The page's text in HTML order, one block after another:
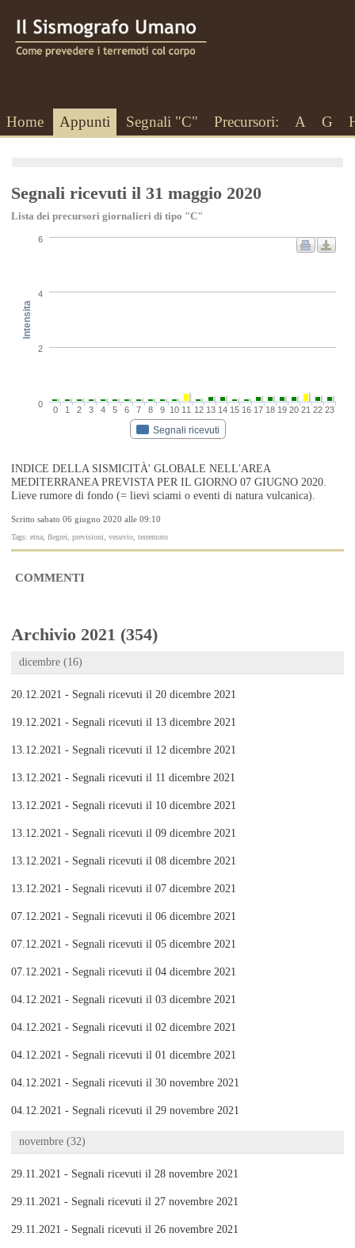
Home Appunti Segnali "C" Precursori: A G
Segnali ricevuti il 31 maggio 2020
Lista dei precursori giornalieri di tipo "C"
Intensita
Segnali ricevuti
0 1 2 3 4 5 6 7 8 9 10 11 12 13 14 15 16 17 18 19 20 21 22 23
0
2
4
6
INDICE DELLA SISMICITÀ' GLOBALE NELL'AREA
MEDITERRANEA PREVISTA PER IL GIORNO 07 GIUGNO 2020.
Lieve rumore di fondo (= lievi sciami o eventi di natura vulcanica).
Scritto sabato 06 giugno 2020 alle 09:10
Tags: etna, flegrei, previsioni, vesuvio, terremoto
COMMENTI
Archivio 2021 (354)
dicembre (16)
20.12.2021 - Segnali ricevuti il 20 dicembre 2021
19.12.2021 - Segnali ricevuti il 13 dicembre 2021
13.12.2021 - Segnali ricevuti il 12 dicembre 2021
13.12.2021 - Segnali ricevuti il 11 dicembre 2021
13.12.2021 - Segnali ricevuti il 10 dicembre 2021
13.12.2021 - Segnali ricevuti il 09 dicembre 2021
13.12.2021 - Segnali ricevuti il 08 dicembre 2021
13.12.2021 - Segnali ricevuti il 07 dicembre 2021
07.12.2021 - Segnali ricevuti il 06 dicembre 2021
07.12.2021 - Segnali ricevuti il 05 dicembre 2021
07.12.2021 - Segnali ricevuti il 04 dicembre 2021
04.12.2021 - Segnali ricevuti il 03 dicembre 2021
04.12.2021 - Segnali ricevuti il 02 dicembre 2021
04.12.2021 - Segnali ricevuti il 01 dicembre 2021
04.12.2021 - Segnali ricevuti il 30 novembre 2021
04.12.2021 - Segnali ricevuti il 29 novembre 2021
novembre (32)
29.11.2021 - Segnali ricevuti il 28 novembre 2021
29.11.2021 - Segnali ricevuti il 27 novembre 2021
29.11.2021 - Segnali ricevuti il 26 novembre 2021